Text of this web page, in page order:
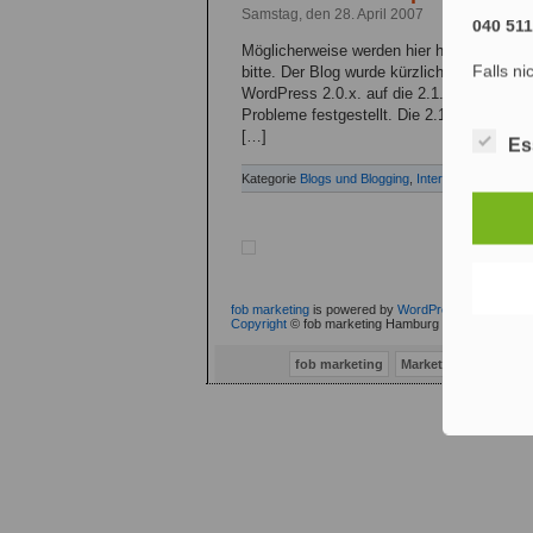
Samstag, den 28. April 2007
Möglicherweise werden hier heute ein
bitte. Der Blog wurde kürzlich auf
WordPress 2.0.x. auf die 2.1.x-Versionen
Probleme festgestellt. Die 2.1.xer
[…]
Kategorie Blogs und Blogging Internet
fob marketing is powered by WordPress
Copyright © fob marketing Hamburg (fob® 2002-
fob marketing Marketing
040
Falls